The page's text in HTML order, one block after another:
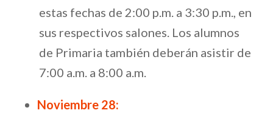
estas fechas de 2:00 p.m. a 3:30 p.m., en
sus respectivos salones. Los alumnos
de Primaria también deberán asistir de
7:00 a.m. a 8:00 a.m.
Noviembre 28: